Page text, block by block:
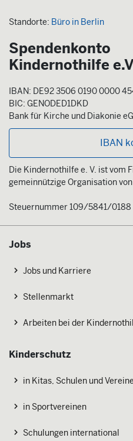
Standorte: Büro in Berlin
Spendenkonto
Kindernothilfe
IBAN: DE92 3506 0190 0000
BIC: GENODED1DKD
Bank für Kirche und Diakonie
IBAN
Die Kindernothilfe e. V. ist vom
gemeinnützige Organisation
Steuernummer 109/5841/0188
Jobs
Jobs und Karriere
Stellenmarkt
Arbeiten bei der
Kinderschutz
in Kitas, Schulen und
in Sportvereinen
Schulungen international